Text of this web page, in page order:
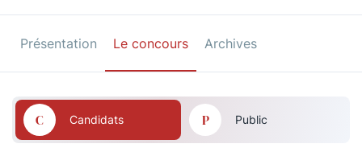
Présentation Le concours Archives
C Candidats P Public